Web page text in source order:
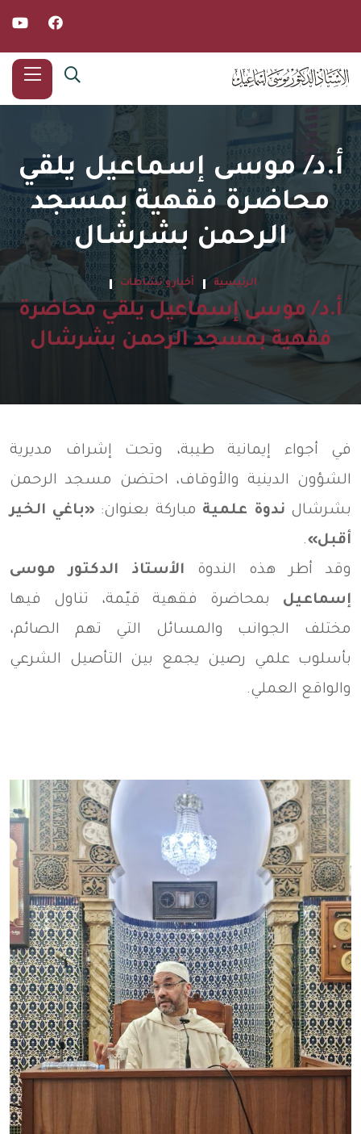
أ.د/ موسى إسماعيل يلقي
محاضرة فقهية بمسجد
الرحمن بشرشال
الرئيسية أخبار و نشاطات
أ.د/ موسى إسماعيل يلقي محاضرة
فقهية بمسجد الرحمن بشرشال
في أجواء إيمانية طيبة، وتحت إشراف مديرية
الشؤون الدينية والأوقاف، احتضن مسجد الرحمن
بشرشال ندوة علمية مباركة بعنوان: «باغي الخير
أقبل».
وقد أطر هذه الندوة الأستاذ الدكتور موسى
إسماعيل بمحاضرة فقهية قيّمة، تناول فيها
مختلف الجوانب والمسائل التي تهم الصائم،
بأسلوب علمي رصين يجمع بين التأصيل الشرعي
والواقع العملي.